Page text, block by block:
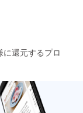
還元するプロ